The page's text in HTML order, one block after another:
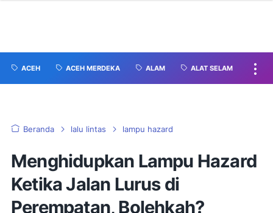
ACEH ACEH MERDEKA ALAM ALAT SELAM
Beranda lalu lintas lampu hazard
Menghidupkan Lampu Hazard
Ketika Jalan Lurus di
Perempatan, Bolehkah?